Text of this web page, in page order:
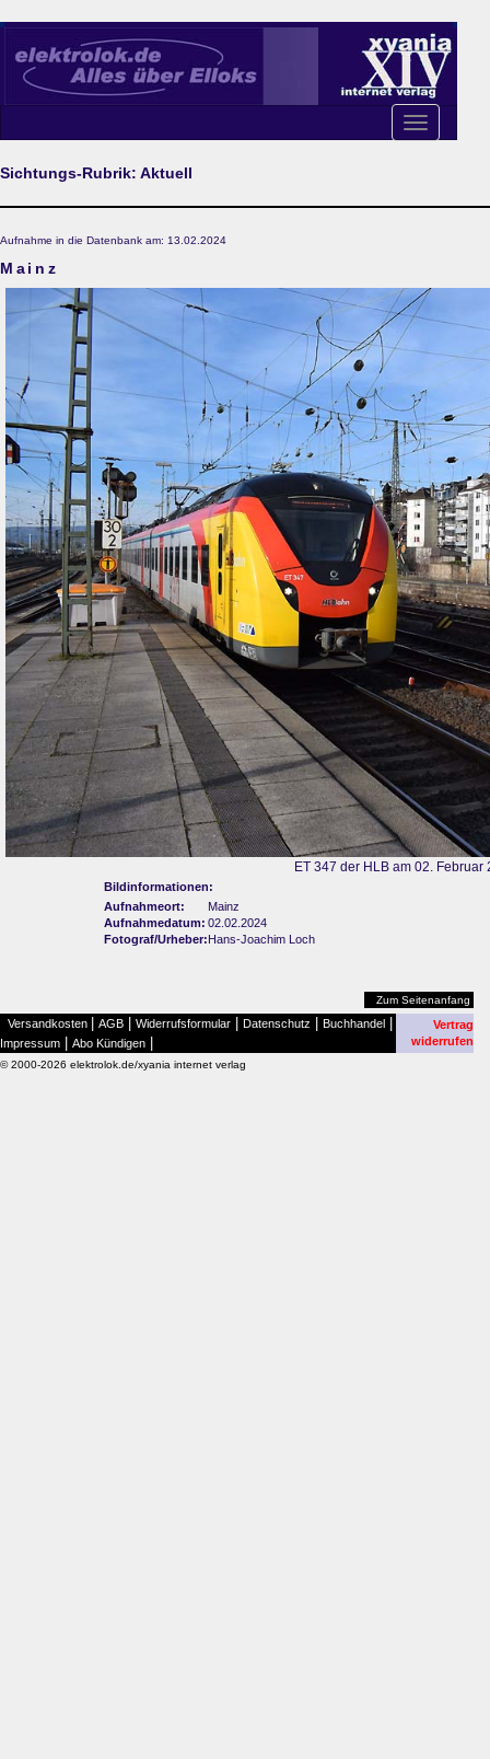
Toggle
navigation
Sichtungs-Rubrik: Aktuell
Aufnahme in die Datenbank am: 13.02.2024
Mainz
ET 347 der HLB am 02. Februar
Bildinformationen:
Aufnahmeort:
Mainz
Aufnahmedatum: 02.02.2024
Fotograf/Urheber:Hans-Joachim Loch
Zum Seitenanfang
Versandkosten AGB Widerrufsformular Datenschutz Buchhandel
Impressum Abo Kündigen
Vertrag
widerrufen
© 2000-2026 elektrolok.de/xyania internet verlag